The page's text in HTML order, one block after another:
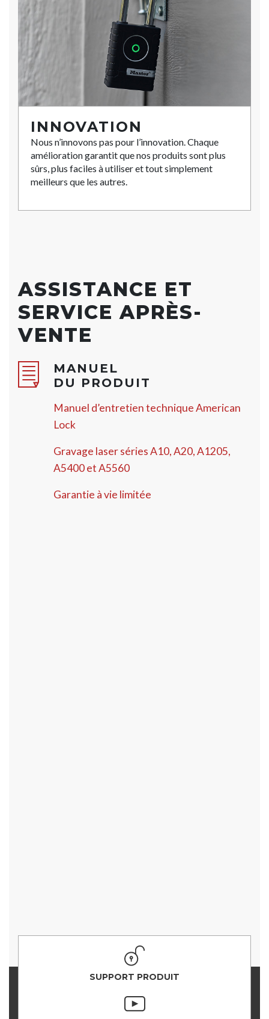
INNOVATION
Nous n’innovons pas pour l’innovation. Chaque
amélioration garantit que nos produits sont plus
sûrs, plus faciles à utiliser et tout simplement
meilleurs que les autres.
ASSISTANCE ET
SERVICE APRÈS-
VENTE
MANUEL
DU PRODUIT
Manuel d’entretien technique American
Lock
Gravage laser séries A10, A20, A1205,
A5400 et A5560
Garantie à vie limitée
SUPPORT PRODUIT